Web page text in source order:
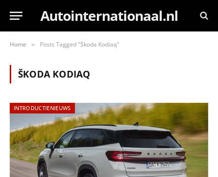
Autointernationaal.nl
Home » Posts Tagged "Škoda Kodiaq"
ŠKODA KODIAQ
INTRODUCTIENIEUWS